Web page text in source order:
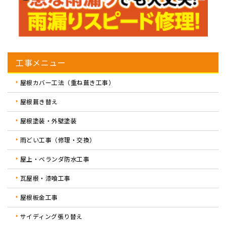
工事メニュー
屋根カバー工法（重ね葺き工事）
屋根葺き替え
屋根塗装・外壁塗装
雨どい工事（修理・交換）
屋上・ベランダ防水工事
瓦屋根・漆喰工事
屋根板金工事
サイディング張り替え